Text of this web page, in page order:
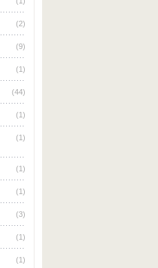
(2)
(9)
(1)
(44)
(1)
(1)
(1)
(1)
(3)
(1)
(1)